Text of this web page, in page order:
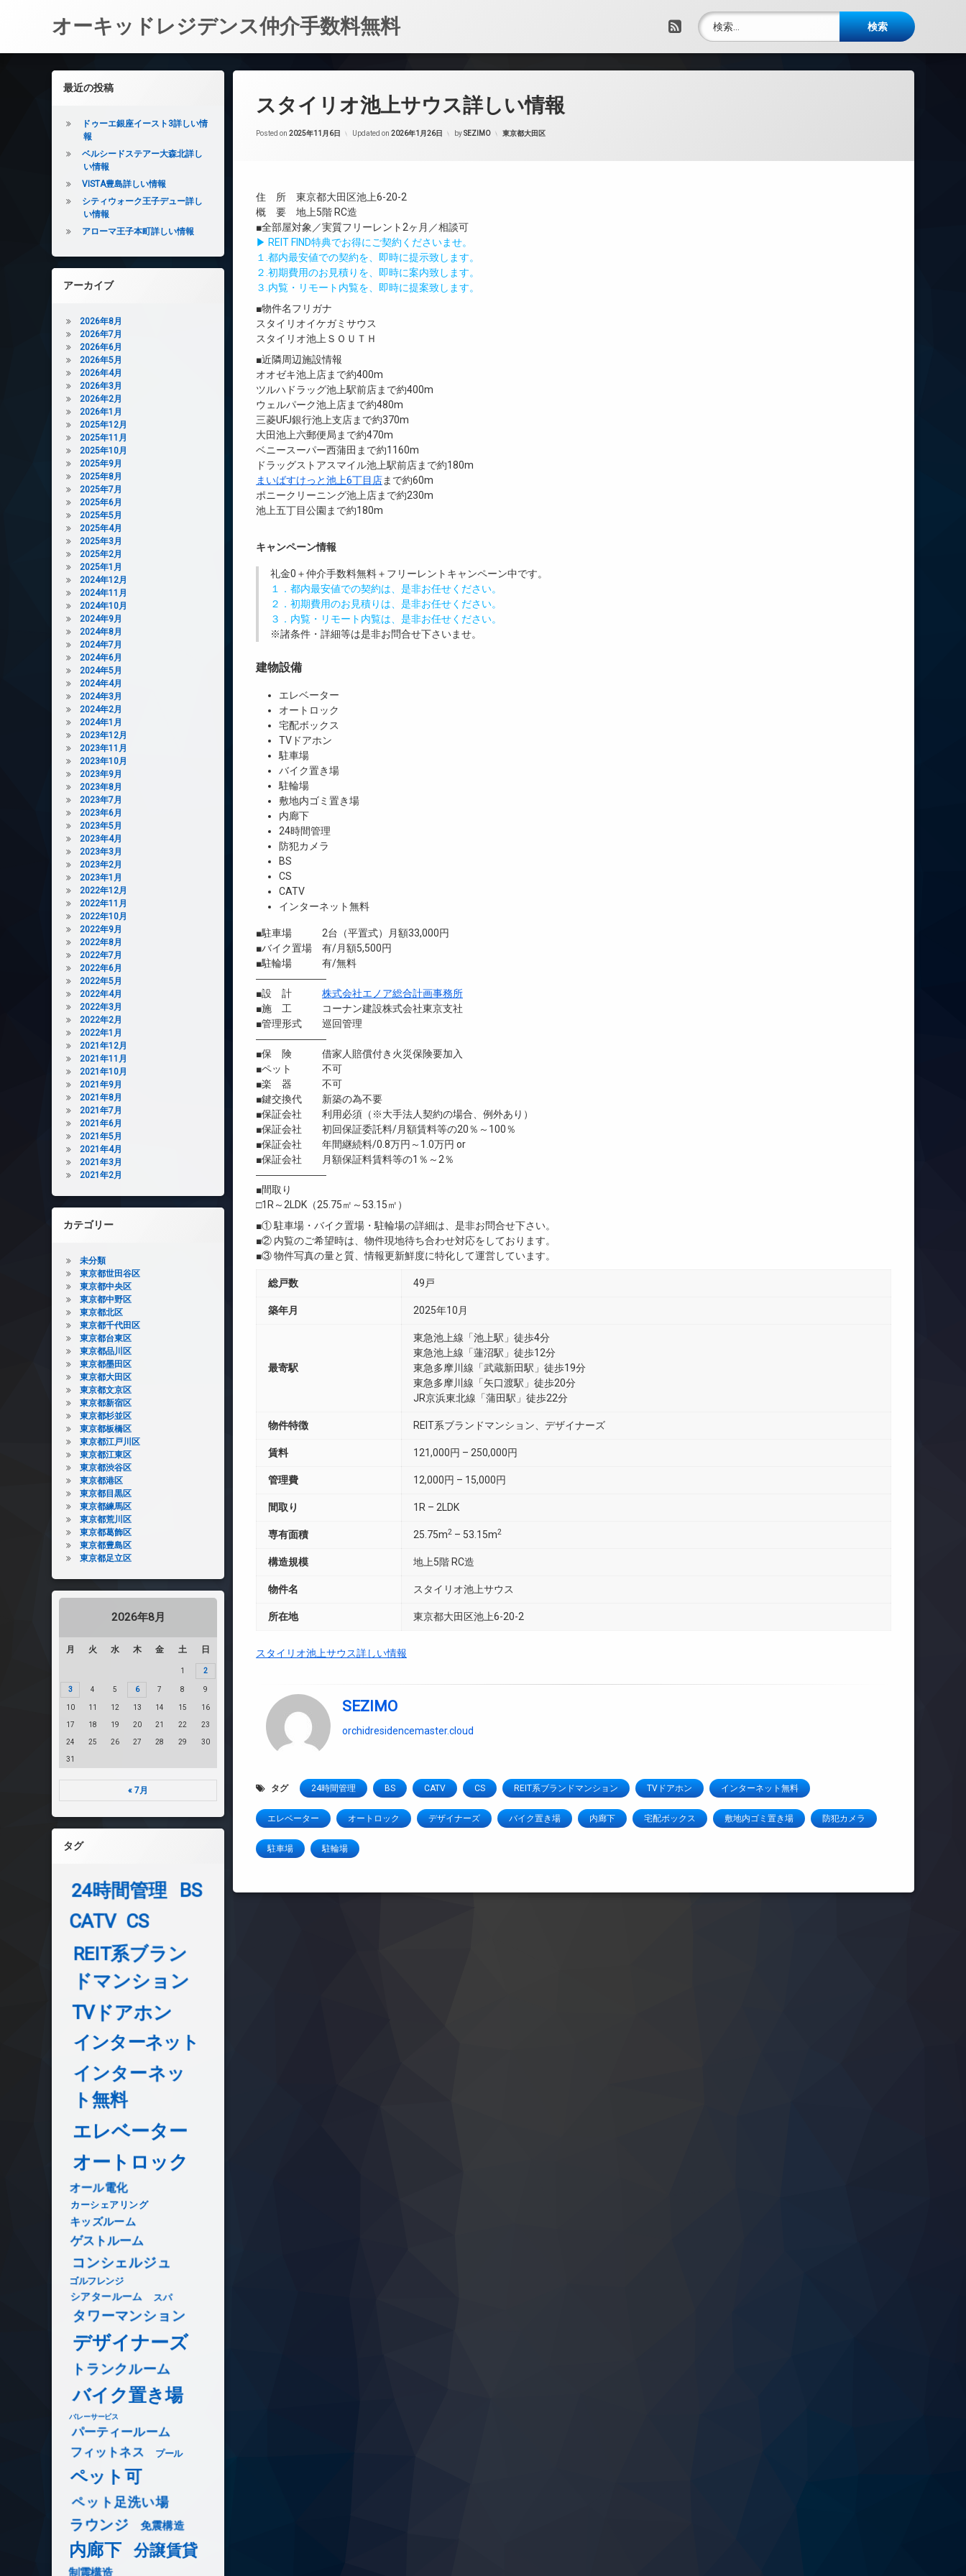
オーキッドレジデンス仲介手数料無料 RSS
検索:
スタイリオ池上サウス詳しい情報
Posted on 2025年11月6日 Updated on 2026年1月26日 bySEZIMO カテゴリー:
東京都大田区
住 所 東京都大田区池上6-20-2
概 要 地上5階 RC造
■全部屋対象／実質フリーレント2ヶ月／相談可
▶ REIT FIND特典でお得にご契約くださいませ。
１.都内最安値での契約を、即時に提示致します。
２.初期費用のお見積りを、即時に案内致します。
３.内覧・リモート内覧を、即時に提案致します。
■物件名フリガナ
スタイリオイケガミサウス
スタイリオ池上ＳＯＵＴＨ
■近隣周辺施設情報
オオゼキ池上店まで約400m
ツルハドラッグ池上駅前店まで約400m
ウェルパーク池上店まで約480m
三菱UFJ銀行池上支店まで約370m
大田池上六郵便局まで約470m
ベニースーパー西蒲田まで約1160m
ドラッグストアスマイル池上駅前店まで約180m
まいばすけっと池上6丁目店まで約60m
ポニークリーニング池上店まで約230m
池上五丁目公園まで約180m
キャンペーン情報
礼金0 ＋仲介手数料無料＋ フリーレント キャンペーン中です。
１．都内最安値での契約は、是非お任せください。
２．初期費用のお見積りは、是非お任せください。
３．内覧・リモート内覧は、是非お任せください。
※諸条件・詳細等は是非お問合せ下さいませ。
建物設備
エレベーター
オートロック
宅配ボックス
TVドアホン
駐車場
バイク置き場
駐輪場
敷地内ゴミ置き場
内廊下
24時間管理
防犯カメラ
BS
CS
CATV
インターネット無料
■駐車場 2台（平置式）月額33,000円
■バイク置場 有/月額5,500円
■駐輪場 有/無料
―――――――
■設 計 株式会社エノア総合計画事務所
■施 工 コーナン建設株式会社東京支社
■管理形式 巡回管理
―――――――
■保 険 借家人賠償付き火災保険要加入
■ペット 不可
■楽 器 不可
■鍵交換代 新築の為不要
■保証会社 利用必須（※大手法人契約の場合、例外あり）
■保証会社 初回保証委託料/月額賃料等の20％～100％
■保証会社 年間継続料/0.8万円～1.0万円 or
■保証会社 月額保証料賃料等の1％～2％
―――――――
■間取り
□1R～2LDK（25.75㎡～53.15㎡）
■① 駐車場・バイク置場・駐輪場の詳細は、是非お問合せ下さい。
■② 内覧のご希望時は、物件現地待ち合わせ対応をしております。
■③ 物件写真の量と質、情報更新鮮度に特化して運営しています。
総戸数 49戸
築年月 2025年10月
最寄駅
東急池上線「池上駅」徒歩4分
東急池上線「蓮沼駅」徒歩12分
東急多摩川線「武蔵新田駅」徒歩19分
東急多摩川線「矢口渡駅」徒歩20分
JR京浜東北線「蒲田駅」徒歩22分
物件特徴 REIT系ブランドマンション、デザイナーズ
賃料 121,000円 – 250,000円
管理費 12,000円 – 15,000円
間取り 1R – 2LDK
専有面積 25.75m2 – 53.15m2
構造規模 地上5階 RC造
物件名 スタイリオ池上サウス
所在地 東京都大田区池上6-20-2
スタイリオ池上サウス詳しい情報
SEZIMO
orchidresidencemaster.cloud
タグ 24時間管理 BS CATV CS REIT系ブランドマンション TVドアホン インターネット無料
エレベーター オートロック デザイナーズ バイク置き場 内廊下 宅配ボックス 敷地内ゴミ置き場 防犯カメラ
駐車場 駐輪場
左サイドバー
最近の投稿
ドゥーエ銀座イースト3詳しい情
報
ベルシードステアー大森北詳し
い情報
VISTA豊島詳しい情報
シティウォーク王子デュー詳し
い情報
アローマ王子本町詳しい情報
アーカイブ
2026年8月
2026年7月
2026年6月
2026年5月
2026年4月
2026年3月
2026年2月
2026年1月
2025年12月
2025年11月
2025年10月
2025年9月
2025年8月
2025年7月
2025年6月
2025年5月
2025年4月
2025年3月
2025年2月
2025年1月
2024年12月
2024年11月
2024年10月
2024年9月
2024年8月
2024年7月
2024年6月
2024年5月
2024年4月
2024年3月
2024年2月
2024年1月
2023年12月
2023年11月
2023年10月
2023年9月
2023年8月
2023年7月
2023年6月
2023年5月
2023年4月
2023年3月
2023年2月
2023年1月
2022年12月
2022年11月
2022年10月
2022年9月
2022年8月
2022年7月
2022年6月
2022年5月
2022年4月
2022年3月
2022年2月
2022年1月
2021年12月
2021年11月
2021年10月
2021年9月
2021年8月
2021年7月
2021年6月
2021年5月
2021年4月
2021年3月
2021年2月
カテゴリー
未分類
東京都世田谷区
東京都中央区
東京都中野区
東京都北区
東京都千代田区
東京都台東区
東京都品川区
東京都墨田区
東京都大田区
東京都文京区
東京都新宿区
東京都杉並区
東京都板橋区
東京都江戸川区
東京都江東区
東京都渋谷区
東京都港区
東京都目黒区
東京都練馬区
東京都荒川区
東京都葛飾区
東京都豊島区
東京都足立区
2026年8月
月 火 水 木 金 土 日
1 2
3 4 5 6 7 8 9
10 11 12 13 14 15 16
17 18 19 20 21 22 23
24 25 26 27 28 29 30
31
« 7月
タグ
24時間管理
BS
CATV CS
REIT系ブラン
ドマンション
TVドアホン
インターネット
インターネッ
ト無料
エレベーター
オートロック
オール電化
カーシェアリング
キッズルーム
ゲストルーム
コンシェルジュ
ゴルフレンジ
シアタールーム スパ
タワーマンション
デザイナーズ
トランクルーム
バイク置き場
バレーサービス
パーティールーム
フィットネス プール
ペット可
ペット足洗い場
ラウンジ 免震構造
内廊下 分譲賃貸
制震構造